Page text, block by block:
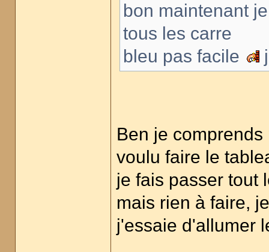
bon maintenant
tous les carre
bleu pas facile
Ben je
voulu faire le
je fais passer tout
mais rien à faire,
j'essaie d'allumer